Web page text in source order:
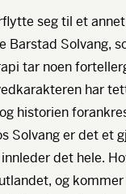
seg til et
Barstad Solvang,
tar noen
har
historien
Solvang er det et
det hele.
og